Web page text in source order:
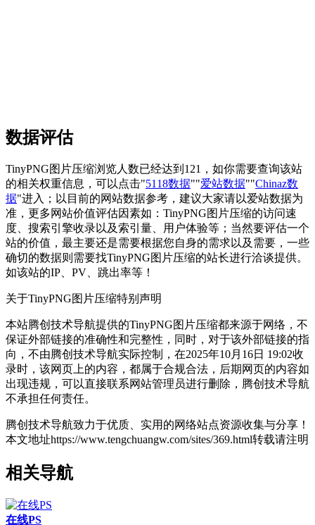
数据评估
TinyPNG图片压缩浏览人数已经达到121，如你需要查询该站
的相关权重信息，可以点击"5118数据""爱站数据""Chinaz数
据"进入；以目前的网站数据参考，建议大家请以爱站数据为
准，更多网站价值评估因素如：TinyPNG图片压缩的访问速
度、搜索引擎收录以及索引量、用户体验等；当然要评估一个
站的价值，最主要还是需要根据您自身的需求以及需要，一些
确切的数据则需要找TinyPNG图片压缩的站长进行洽谈提供。
如该站的IP、PV、跳出率等！
关于TinyPNG图片压缩特别声明
本站腾创技术导航提供的TinyPNG图片压缩都来源于网络，不
保证外部链接的准确性和完整性，同时，对于该外部链接的指
向，不由腾创技术导航实际控制，在2025年10月16日 19:02收
录时，该网页上的内容，都属于合规合法，后期网页的内容如
出现违规，可以直接联系网站管理员进行删除，腾创技术导航
不承担任何责任。
腾创技术导航致力于优质、实用的网络站点资源收集与分享！
本文地址https://www.tengchuangw.com/sites/369.html转载请注明
相关导航
在线PS